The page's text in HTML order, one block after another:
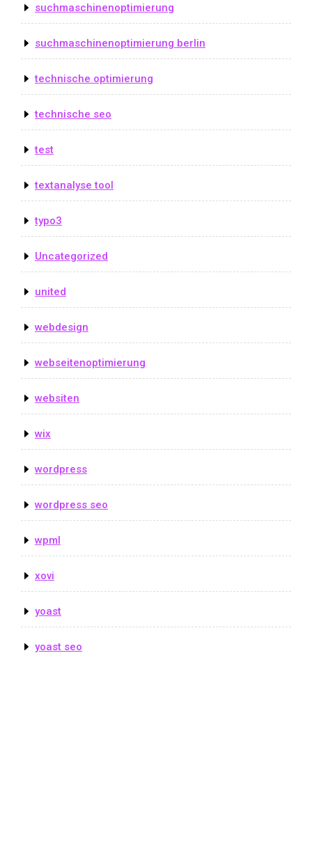
suchmaschinenoptimierung
suchmaschinenoptimierung berlin
technische optimierung
technische seo
test
textanalyse tool
typo3
Uncategorized
united
webdesign
webseitenoptimierung
websiten
wix
wordpress
wordpress seo
wpml
xovi
yoast
yoast seo